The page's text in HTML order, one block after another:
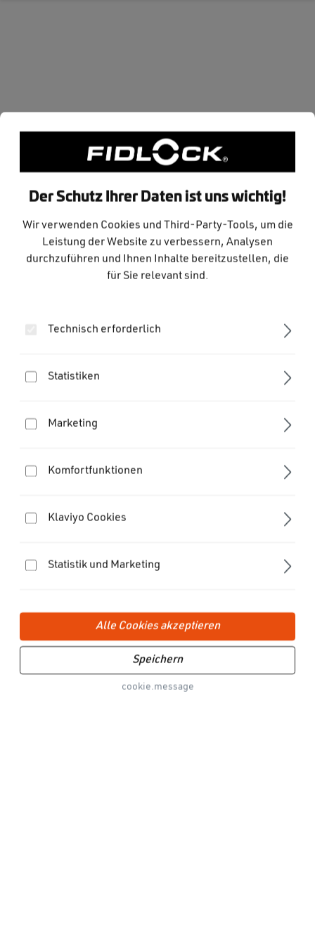
Zum Hauptinhalt springen
Anleitungen TWIST uni
connector xl
Deutsch, English, Français, Português, Español,
Polski, Český, Slovenský, Русский, Agyar, Hrvatski
ภาษาไทย, bahasa Malaysia, 简中, 繁中, 한국어, 日本
語
© FIDLOCK 2022
Vertrag widerrufen
Der Schutz Ihrer Daten ist uns wichtig!
Wir verwenden Cookies und Third-Party-Tools, um die
Leistung der Website zu verbessern, Analysen
durchzuführen und Ihnen Inhalte bereitzustellen, die
für Sie relevant sind.
Technisch erforderlich
Statistiken
Marketing
Komfortfunktionen
Klaviyo Cookies
Statistik und Marketing
Alle Cookies akzeptieren
Speichern
cookie.message